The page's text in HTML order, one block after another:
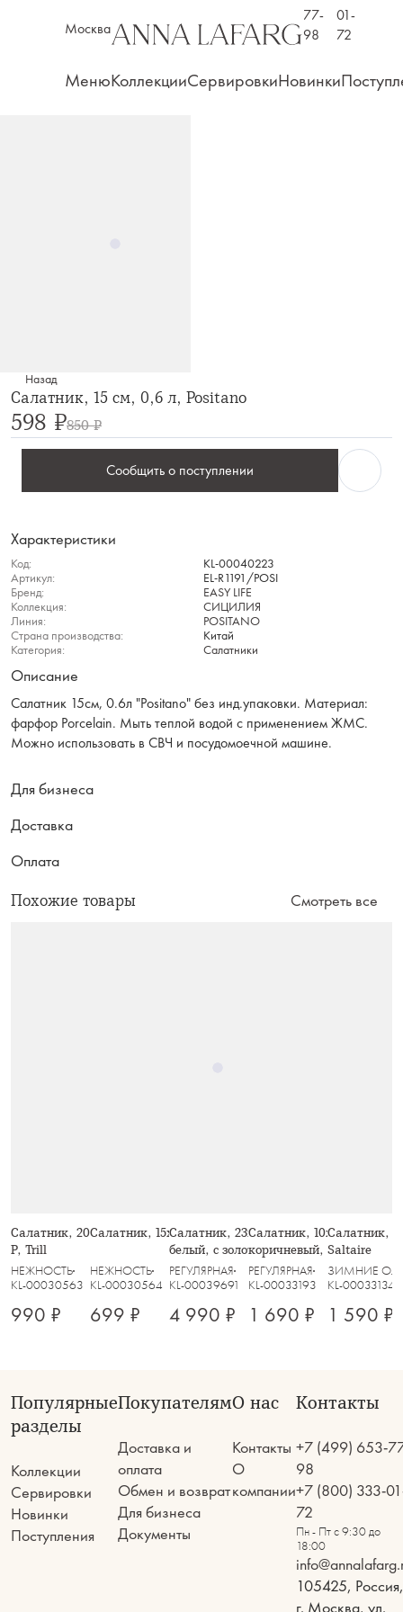
Москва
77-
98
01-
72
МенюКоллекцииСервировкиНовинки
Назад
Салатник, 15 см, 0,6 л, Positano
598 ₽850 ₽
Сообщить о поступлении
Характеристики
Код:
KL-00040223
Артикул:
EL-R1191/POSI
Бренд:
EASY LIFE
Коллекция:
СИЦИЛИЯ
Линия:
POSITANO
Страна производства:
Китай
Категория:
Салатники
Описание
Салатник 15см, 0.6л "Positano" без инд.упаковки. Материал:
фарфор Рorcelain. Мыть теплой водой с применением ЖМС.
Можно использовать в СВЧ и посудомоечной машине.
Для бизнеса
Доставка
Оплата
Похожие товары Смотреть все
Салатник, 20х8 см, 910 мл, стекло
Р, Trill
НЕЖНОСТЬ
KL-00030563
990 ₽
Салатник, 15х6 см, стекло Р, Trill
НЕЖНОСТЬ
KL-00030564
699 ₽
Салатник, 23х8 см, 1,7 л, фарфор N,
белый, с золотистым орнаментом,
Golden
РЕГУЛЯРНАЯ
KL-00039691
4 990 ₽
Салатник, 10х17 см, 1,1 л,
коричневый, Узоры,
РЕГУЛЯРНАЯ
KL-00033193
1 690 ₽
Салатник,
Saltaire
ЗИМНИЕ
KL-00033134
1 590 ₽
Популярные
разделы
Коллекции
Сервировки
Новинки
Поступления
Покупателям
Доставка и
оплата
Обмен и возврат
Для бизнеса
Документы
О нас
Контакты
О
компании
Контакты
+7 (499) 653-
98
+7 (800) 333-
72
Пн - Пт с 9:30 до
18:00
105425, Россия,
г. Москва, ул.